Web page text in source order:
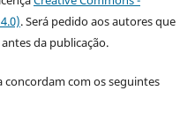
. Será pedido aos autores que
da publicação.
com os seguintes